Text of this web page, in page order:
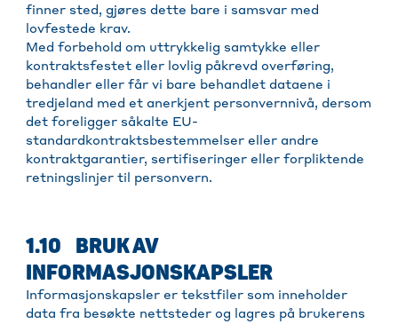
finner sted, gjøres dette bare i samsvar med
lovfestede krav.
Med forbehold om uttrykkelig samtykke eller
kontraktsfestet eller lovlig påkrevd overføring,
behandler eller får vi bare behandlet dataene i
tredjeland med et anerkjent personvernnivå, dersom
det foreligger såkalte EU-
standardkontraktsbestemmelser eller andre
kontraktgarantier, sertifiseringer eller forpliktende
retningslinjer til personvern.
1.10 BRUK AV
INFORMASJONSKAPSLER
Informasjonskapsler er tekstfiler som inneholder
data fra besøkte nettsteder og lagres på brukerens